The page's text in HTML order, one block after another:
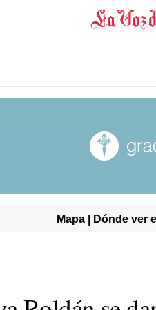
Mapa | Dónde ver